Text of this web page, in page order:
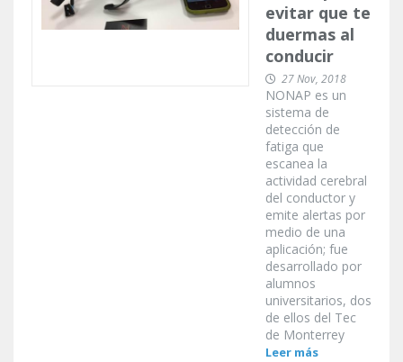
evitar que te
duermas al
conducir
27 Nov, 2018
NONAP es un
sistema de
detección de
fatiga que
escanea la
actividad cerebral
del conductor y
emite alertas por
medio de una
aplicación; fue
desarrollado por
alumnos
universitarios, dos
de ellos del Tec
de Monterrey
Leer más